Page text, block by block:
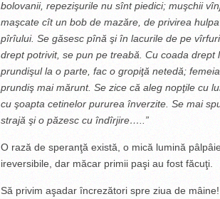
bolovanii, repezişurile nu sînt piedici; muşchii
maşcate cît un bob de mazăre, de privirea
pîrîului. Se găsesc pînă şi în lacurile de pe
drept potrivit, se pun pe treabă. Cu coada
prundişul la o parte, fac o gropiţă netedă;
prundiş mai mărunt. Se zice că aleg nopţile cu
cu şoapta cetinelor pururea înverzite. Se mai
strajă şi o păzesc cu îndîrjire…..”
O rază de speranţă există, o mică lumină
ireversibile, dar măcar primii paşi au fost făcuţi.
Să privim aşadar ȋncrezători spre ziua de mâine!